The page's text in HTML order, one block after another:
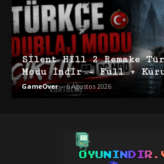
Silent Hill 2 Remake
Modu İndir – Full +
GameOver - 6 Ağustos 2026